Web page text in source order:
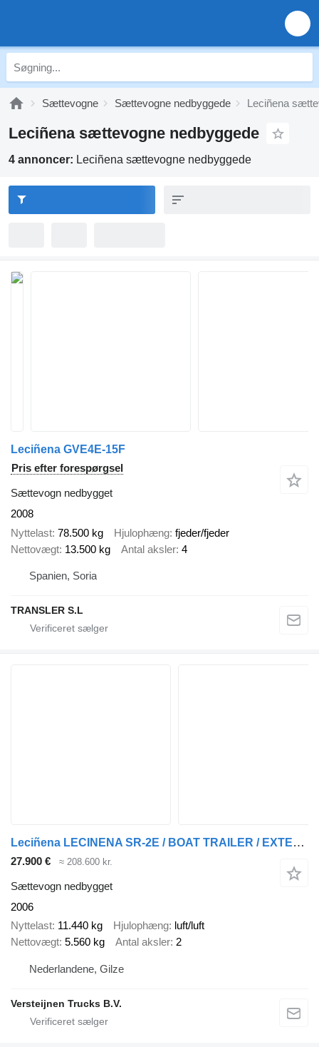
Sættevogne Sættevogne nedbyggede Leciñena
Leciñena sættevogne nedbyggede
4 annoncer: Leciñena sættevogne nedbyggede
Leciñena GVE4E-15F
Pris efter forespørgsel
Sættevogn nedbygget
2008
Nyttelast 78.500 kg Hjulophæng fjeder/fjeder
Nettovægt 13.500 kg Antal aksler 4
Spanien, Soria
TRANSLER S.L
Leciñena LECINENA SR-2E / BOAT TRAILER / EXTENDABLE
27.900 € ≈ 208.600 kr.
Sættevogn nedbygget
2006
Nyttelast 11.440 kg Hjulophæng luft/luft
Nettovægt 5.560 kg Antal aksler 2
Nederlandene, Gilze
Versteijnen Trucks B.V.